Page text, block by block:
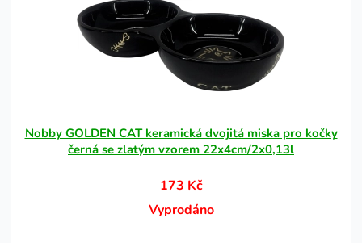
Nobby GOLDEN CAT keramická dvojitá miska pro kočky
černá se zlatým vzorem 22x4cm/2x0,13l
173 Kč
Vyprodáno